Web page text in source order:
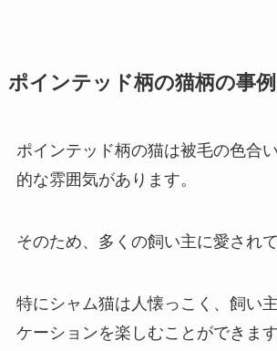
ポインテッド柄の猫柄の事例
ポインテッド柄の猫は被毛の色合
的な雰囲気があります。
そのため、多くの飼い主に愛されて
特にシャム猫は人懐っこく、飼い
ケーションを楽しむことができま